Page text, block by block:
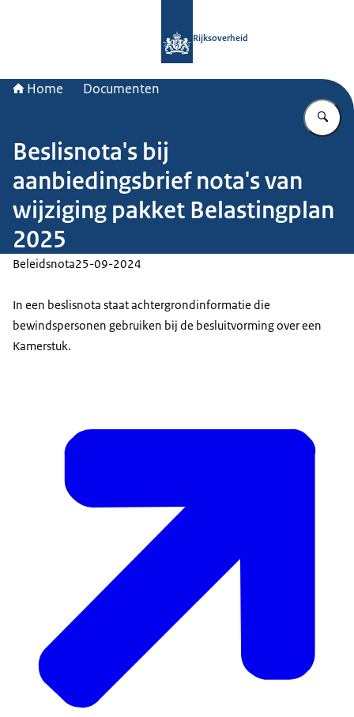
Rijksoverheid
Home Documenten
Beslisnota's bij
aanbiedingsbrief nota's van
wijziging pakket Belastingplan
2025
Beleidsnota25-09-2024
In een beslisnota staat achtergrondinformatie die
bewindspersonen gebruiken bij de besluitvorming over een
Kamerstuk.